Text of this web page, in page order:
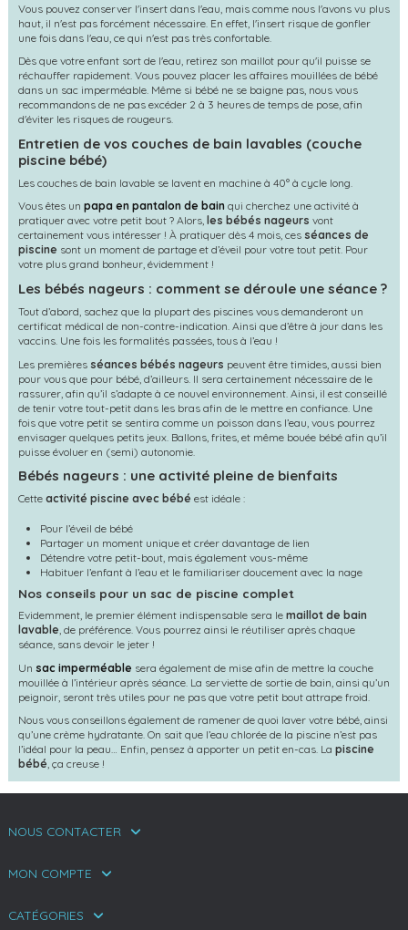
Vous pouvez conserver l'insert dans l'eau, mais comme nous l'avons vu plus
haut, il n'est pas forcément nécessaire. En effet, l'insert risque de gonfler
une fois dans l'eau, ce qui n'est pas très confortable.
Dès que votre enfant sort de l'eau, retirez son maillot pour qu'il puisse se
réchauffer rapidement. Vous pouvez placer les affaires mouillées de bébé
dans un sac imperméable. Même si bébé ne se baigne pas, nous vous
recommandons de ne pas excéder 2 à 3 heures de temps de pose, afin
d'éviter les risques de rougeurs.
Entretien de vos couches de bain lavables (couche
piscine bébé)
Les couches de bain lavable se lavent en machine à 40° à cycle long.
Vous êtes un papa en pantalon de bain qui cherchez une activité à
pratiquer avec votre petit bout ? Alors, les bébés nageurs vont
certainement vous intéresser ! À pratiquer dès 4 mois, ces séances de
piscine sont un moment de partage et d’éveil pour votre tout petit. Pour
votre plus grand bonheur, évidemment !
Les bébés nageurs : comment se déroule une séance ?
Tout d’abord, sachez que la plupart des piscines vous demanderont un
certificat médical de non-contre-indication. Ainsi que d’être à jour dans les
vaccins. Une fois les formalités passées, tous à l’eau !
Les premières séances bébés nageurs peuvent être timides, aussi bien
pour vous que pour bébé, d’ailleurs. Il sera certainement nécessaire de le
rassurer, afin qu’il s’adapte à ce nouvel environnement. Ainsi, il est conseillé
de tenir votre tout-petit dans les bras afin de le mettre en confiance. Une
fois que votre petit se sentira comme un poisson dans l’eau, vous pourrez
envisager quelques petits jeux. Ballons, frites, et même bouée bébé afin qu’il
puisse évoluer en (semi) autonomie.
Bébés nageurs : une activité pleine de bienfaits
Cette activité piscine avec bébé est idéale :
Pour l’éveil de bébé
Partager un moment unique et créer davantage de lien
Détendre votre petit-bout, mais également vous-même
Habituer l’enfant à l’eau et le familiariser doucement avec la nage
Nos conseils pour un sac de piscine complet
Evidemment, le premier élément indispensable sera le maillot de bain
lavable, de préférence. Vous pourrez ainsi le réutiliser après chaque
séance, sans devoir le jeter !
Un sac imperméable sera également de mise afin de mettre la couche
mouillée à l’intérieur après séance. La serviette de sortie de bain, ainsi qu’un
peignoir, seront très utiles pour ne pas que votre petit bout attrape froid.
Nous vous conseillons également de ramener de quoi laver votre bébé, ainsi
qu’une crème hydratante. On sait que l’eau chlorée de la piscine n’est pas
l’idéal pour la peau… Enfin, pensez à apporter un petit en-cas. La piscine
bébé, ça creuse !
NOUS CONTACTER
MON COMPTE
CATÉGORIES